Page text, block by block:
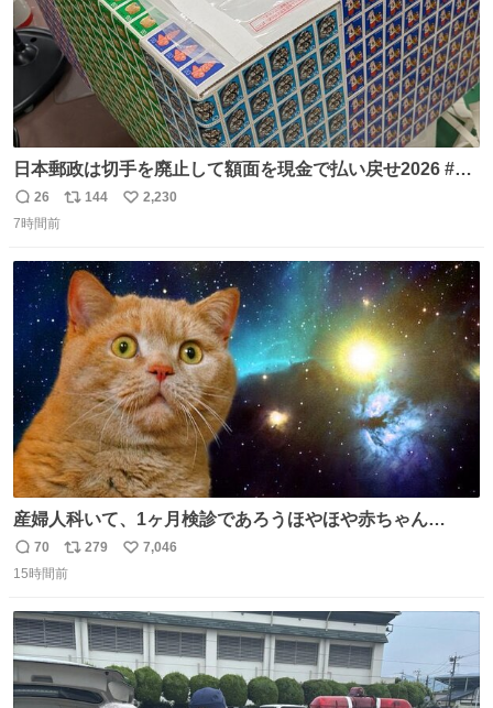
日本郵政は切手を廃止して額面を現金で払い戻せ2026 #日
本郵政 @JapanPostHD_PR
返
信
26
リ
ト
数
144
い
数
2,230
7時間前
産婦人科いて、1ヶ月検診であろうほやほや赤ちゃん👩‍🍼
と推定2,3歳の女の子👧🏻をワンオペで連れてるママがいる
のだけども 女の子ずっとママの側から離れない…⁉️ 手を繋
たいにﾄﾃﾄﾃついてってるし逃走しないし脱走しないし逃げ
ないし走ら文字数
返
信
70
リ
ポ
ト
数
279
い
数
7,046
15時間前